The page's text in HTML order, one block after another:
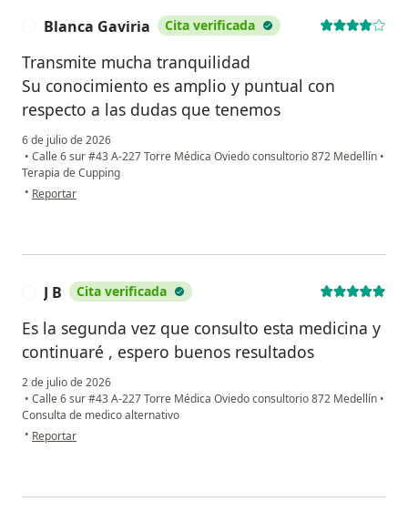
Blanca Gaviria Cita verificada
Transmite mucha tranquilidad
Su conocimiento es amplio y puntual con
respecto a las dudas que tenemos
6 de julio de 2026
• Calle 6 sur #43 A-227 Torre Médica Oviedo consultorio 872 Medellín •
Terapia de Cupping
• en opinión del usuario Blanca Gaviria
Reportar
J B Cita verificada
Es la segunda vez que consulto esta medicina y
continuaré , espero buenos resultados
2 de julio de 2026
• Calle 6 sur #43 A-227 Torre Médica Oviedo consultorio 872 Medellín •
Consulta de medico alternativo
• en opinión del usuario J B
Reportar